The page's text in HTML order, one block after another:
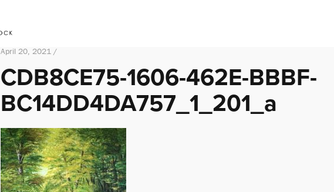
April 20, 2021 /
CDB8CE75-1606-462E-BBBF-
BC14DD4DA757_1_201_a